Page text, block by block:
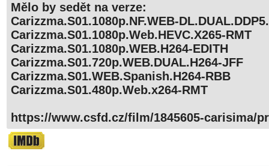
Mělo by sedět na verze:
Carizzma.S01.1080p.NF.WEB-
Carizzma.S01.1080p.Web.HEVC.X265-RMT
Carizzma.S01.1080p.WEB.H264-EDITH
Carizzma.S01.720p.WEB.DUAL.H264-JFF
Carizzma.S01.WEB.Spanish.H264-RBB
Carizzma.S01.480p.Web.x264-RMT
https://www.csfd.cz/film/1845605-carisima/